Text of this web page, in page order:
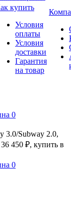
купить
Условия
оплаты
Условия
доставки
Гарантия
на товар
0
3.0/Subway 2.0,
450 ₽, купить в
0